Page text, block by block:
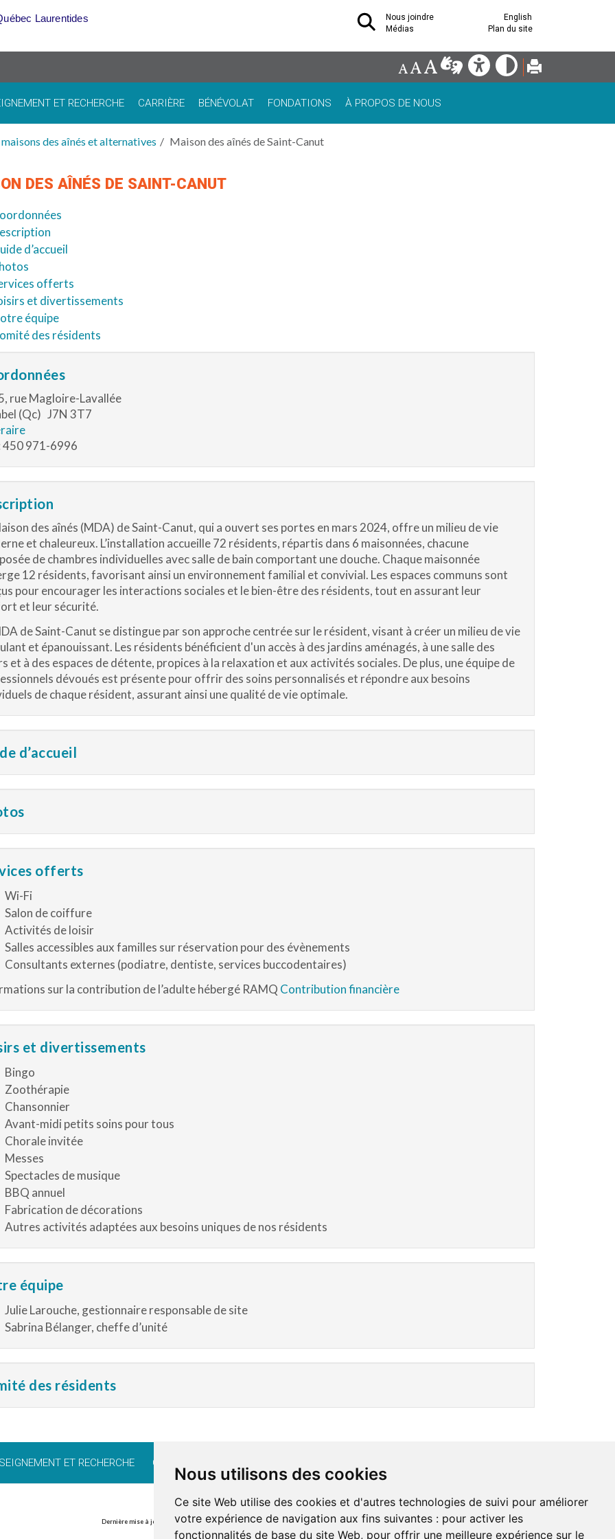
Nous utilisons des cookies
Ce site Web utilise des cookies et d'autres technologies de suivi pour améliorer
votre expérience de navigation aux fins suivantes : pour activer les
fonctionnalités de base du site Web, pour offrir une meilleure expérience sur le
Nous joindre
English
Médias
Plan du site
Laurentides
ET RECHERCHE CARRIÈRE BÉNÉVOLAT FONDATIONS À PROPOS DE NOUS
des aînés et alternatives Maison des aînés de Saint-Canut
DES AÎNÉS DE SAINT-CANUT
d’accueil
offerts
et divertissements
équipe
des résidents
rue Magloire-Lavallée
(Qc) J7N 3T7
450 971-6996
des aînés (MDA) de Saint-Canut, qui a ouvert ses portes en mars 2024, offre un milieu de vie
et chaleureux. L’installation accueille 72 résidents, répartis dans 6 maisonnées, chacune
de chambres individuelles avec salle de bain comportant une douche. Chaque maisonnée
12 résidents, favorisant ainsi un environnement familial et convivial. Les espaces communs sont
pour encourager les interactions sociales et le bien-être des résidents, tout en assurant leur
et leur sécurité.
de Saint-Canut se distingue par son approche centrée sur le résident, visant à créer un milieu de vie
et épanouissant. Les résidents bénéficient d'un accès à des jardins aménagés, à une salle des
et à des espaces de détente, propices à la relaxation et aux activités sociales. De plus, une équipe de
dévoués est présente pour offrir des soins personnalisés et répondre aux besoins
de chaque résident, assurant ainsi une qualité de vie optimale.
d’accueil
offerts
Wi-Fi
Salon de coiffure
Activités de loisir
Salles accessibles aux familles sur réservation pour des évènements
Consultants externes (podiatre, dentiste, services buccodentaires)
sur la contribution de l’adulte hébergé RAMQ Contribution financière
et divertissements
Bingo
Zoothérapie
Chansonnier
Avant-midi petits soins pour tous
Chorale invitée
Messes
Spectacles de musique
BBQ annuel
Fabrication de décorations
Autres activités adaptées aux besoins uniques de nos résidents
équipe
Julie Larouche, gestionnaire responsable de site
Sabrina Bélanger, cheffe d’unité
des résidents
ET RECHERCHE CARRIÈRE
Dernière mise à jour : 1 juillet 2025